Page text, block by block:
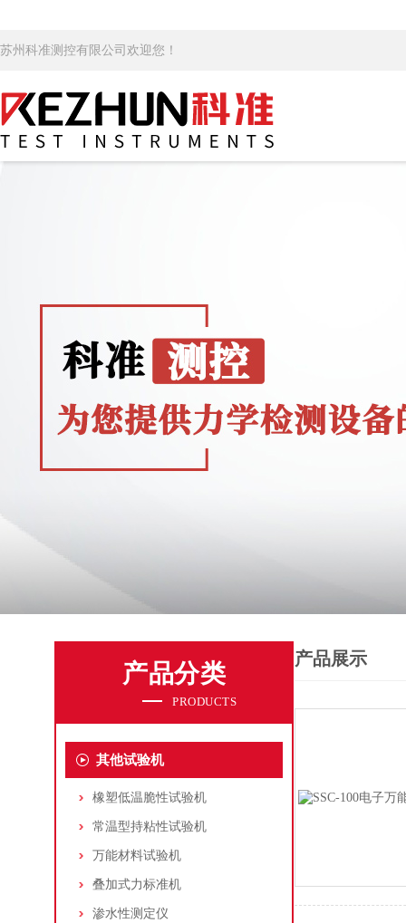
苏州科准测控有限公司欢迎您！
产品分类
PRODUCTS
其他试验机
橡塑低温脆性试验机
常温型持粘性试验机
万能材料试验机
叠加式力标准机
渗水性测定仪
产品展示